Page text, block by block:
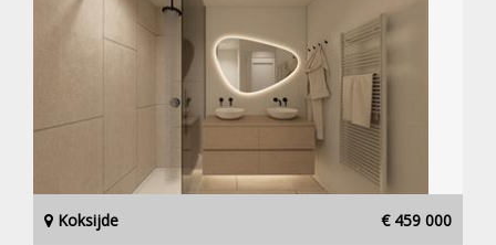
Koksijde € 459 000